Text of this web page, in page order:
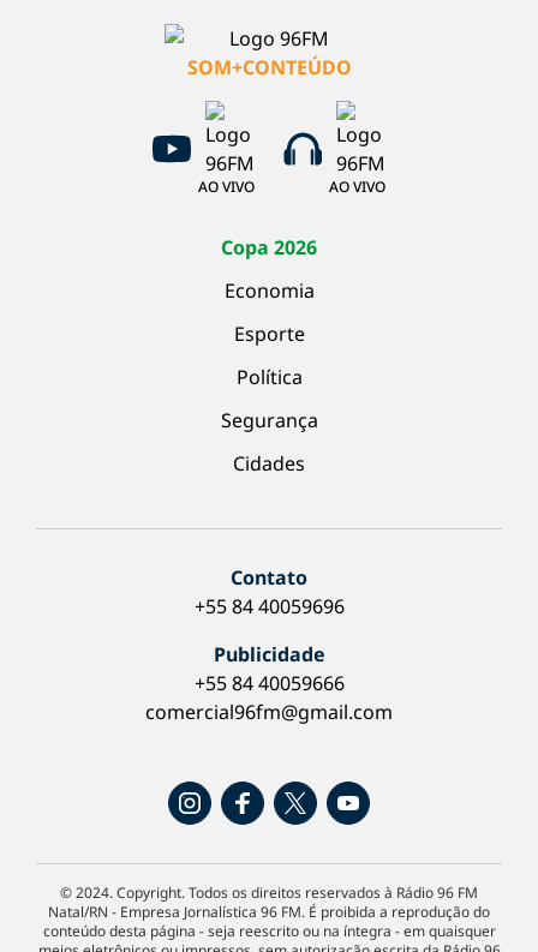
SOM+CONTEÚDO
AO VIVO AO VIVO
Copa 2026
Economia
Esporte
Política
Segurança
Cidades
Contato
+55 84 40059696
Publicidade
+55 84 40059666
comercial96fm@gmail.com
© 2024. Copyright. Todos os direitos reservados à Rádio 96 FM
Natal/RN - Empresa Jornalística 96 FM. É proibida a reprodução do
conteúdo desta página - seja reescrito ou na íntegra - em quaisquer